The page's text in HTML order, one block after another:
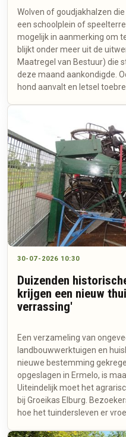
Wolven of goudjakhalzen
een schoolplein of
mogelijk in aanmerking om
blijkt onder meer uit de
Maatregel van Bestuur) die
deze maand aankondigde.
hond aanvalt en letsel
30-07-2026 10:30
Duizenden
krijgen een nieuw
verrassing'
Een verzameling van
landbouwwerktuigen en
nieuwe bestemming
opgeslagen in Ermelo, is
Uiteindelijk moet het
bij Groeikas Elburg.
hoe het tuindersleven er